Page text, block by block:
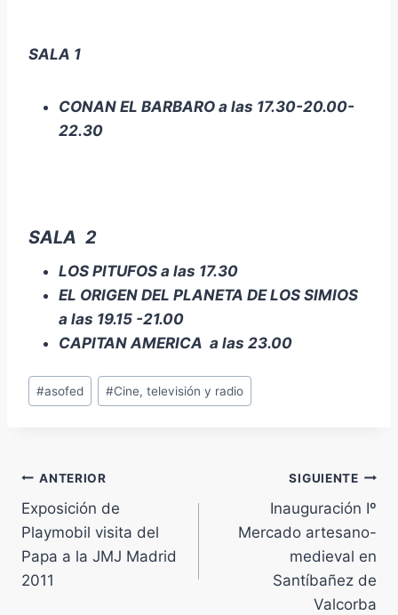
SALA 1
CONAN EL BARBARO a las 17.30-20.00-
22.30
SALA 2
LOS PITUFOS a las 17.30
EL ORIGEN DEL PLANETA DE LOS SIMIOS
a las 19.15 -21.00
CAPITAN AMERICA a las 23.00
Etiquetas
de
#asofed #Cine, televisión y radio
Navegación
de
entradas
ANTERIOR
Exposición de
Playmobil visita del
Papa a la JMJ Madrid
2011
SIGUIENTE
Inauguración Iº
Mercado artesano-
medieval en
Santíbañez de
Valcorba